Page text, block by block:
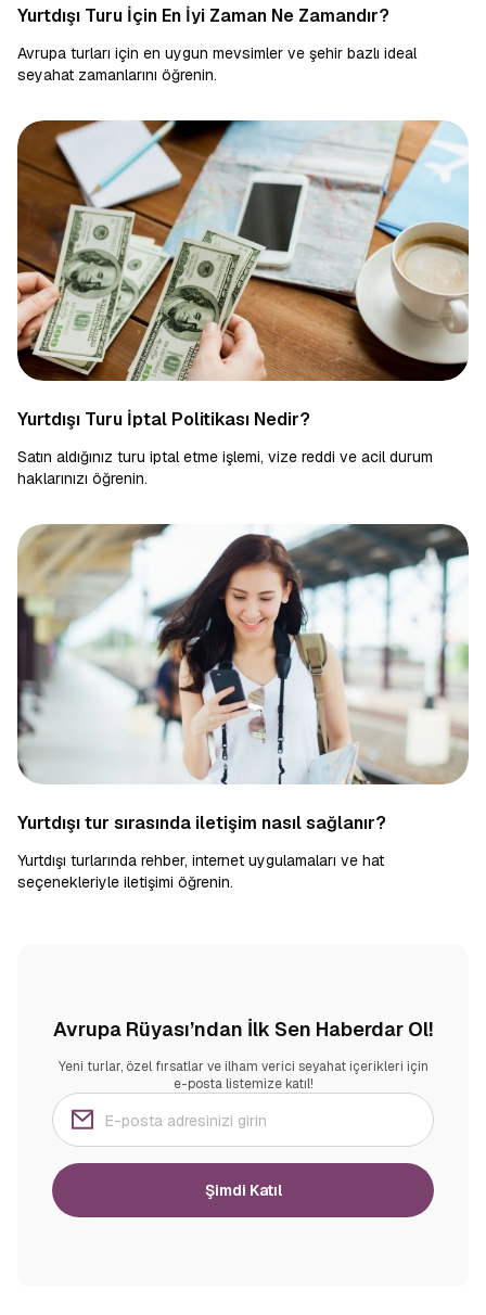
Yurtdışı Turu İçin En İyi Zaman Ne Zamandır?
Avrupa turları için en uygun mevsimler ve şehir bazlı ideal
seyahat zamanlarını öğrenin.
Yurtdışı Turu İptal Politikası Nedir?
Satın aldığınız turu iptal etme işlemi, vize reddi ve acil durum
haklarınızı öğrenin.
Yurtdışı tur sırasında iletişim nasıl sağlanır?
Yurtdışı turlarında rehber, internet uygulamaları ve hat
seçenekleriyle iletişimi öğrenin.
Avrupa Rüyası’ndan İlk Sen Haberdar Ol!
Yeni turlar, özel fırsatlar ve ilham verici seyahat içerikleri için
e-posta listemize katıl!
Şimdi Katıl